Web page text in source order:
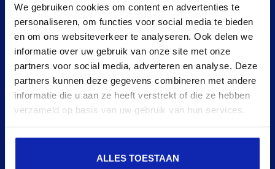
We gebruiken cookies om content en advertenties te
personaliseren, om functies voor social media te bieden
en om ons websiteverkeer te analyseren. Ook delen we
informatie over uw gebruik van onze site met onze
partners voor social media, adverteren en analyse. Deze
partners kunnen deze gegevens combineren met andere
informatie die u aan ze heeft verstrekt of die ze hebben
verzameld op basis van uw gebruik van hun services.
ALLES TOESTAAN